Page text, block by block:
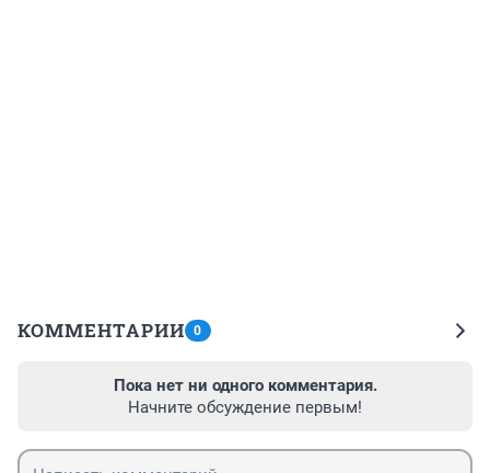
КОММЕНТАРИИ 0
Пока нет ни одного комментария.
Начните обсуждение первым!